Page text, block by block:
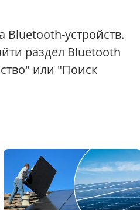
устройств.
раздел Bluetooth
или "Поиск